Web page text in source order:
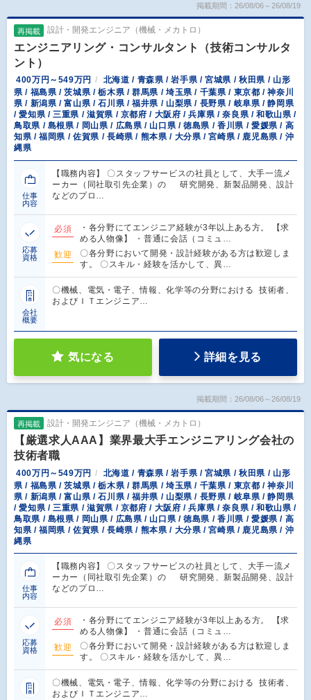
掲載期間：26/08/06～26/08/19
再掲載 設計・開発エンジニア（機械・メカトロ）
エンジニアリング・コンサルタント（技術コンサルタ
ント）
400万円～549万円
北海道 / 青森県 / 岩手県 / 宮城県 / 秋田県 / 山形
県 / 福島県 / 茨城県 / 栃木県 / 群馬県 / 埼玉県 / 千葉県 / 東京都 / 神奈川
県 / 新潟県 / 富山県 / 石川県 / 福井県 / 山梨県 / 長野県 / 岐阜県 / 静岡県
/ 愛知県 / 三重県 / 滋賀県 / 京都府 / 大阪府 / 兵庫県 / 奈良県 / 和歌山県 /
鳥取県 / 島根県 / 岡山県 / 広島県 / 山口県 / 徳島県 / 香川県 / 愛媛県 / 高
知県 / 福岡県 / 佐賀県 / 長崎県 / 熊本県 / 大分県 / 宮崎県 / 鹿児島県 / 沖
縄県
仕事
内容
【職務内容】 〇スタッフサービスの社員として、大手一流メ
ーカー（同社取引先企業）の 研究開発、新製品開発、設計
などのプロ…
応募
資格
必須
・各分野にてエンジニア経験が3年以上ある方。 【求
める人物像】 ・普通に会話（コミュ…
歓迎
〇各分野において開発・設計経験がある方は歓迎しま
す。 〇スキル・経験を活かして、異…
会社
概要
〇機械、電気・電子、情報、化学等の分野における 技術者、
およびＩＴエンジニア…
気になる 詳細を見る
掲載期間：26/08/06～26/08/19
再掲載 設計・開発エンジニア（機械・メカトロ）
【厳選求人AAA】業界最大手エンジニアリング会社の
技術者職
400万円～549万円
北海道 / 青森県 / 岩手県 / 宮城県 / 秋田県 / 山形
県 / 福島県 / 茨城県 / 栃木県 / 群馬県 / 埼玉県 / 千葉県 / 東京都 / 神奈川
県 / 新潟県 / 富山県 / 石川県 / 福井県 / 山梨県 / 長野県 / 岐阜県 / 静岡県
/ 愛知県 / 三重県 / 滋賀県 / 京都府 / 大阪府 / 兵庫県 / 奈良県 / 和歌山県 /
鳥取県 / 島根県 / 岡山県 / 広島県 / 山口県 / 徳島県 / 香川県 / 愛媛県 / 高
知県 / 福岡県 / 佐賀県 / 長崎県 / 熊本県 / 大分県 / 宮崎県 / 鹿児島県 / 沖
縄県
仕事
内容
【職務内容】 〇スタッフサービスの社員として、大手一流メ
ーカー（同社取引先企業）の 研究開発、新製品開発、設計
などのプロ…
応募
資格
必須
・各分野にてエンジニア経験が3年以上ある方。 【求
める人物像】 ・普通に会話（コミュ…
歓迎
〇各分野において開発・設計経験がある方は歓迎しま
す。 〇スキル・経験を活かして、異…
〇機械、電気・電子、情報、化学等の分野における 技術者、
およびＩＴエンジニア…